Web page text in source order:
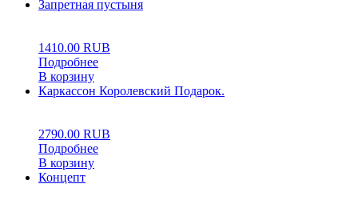
Запретная пустыня
1410.00 RUB
Подробнее
В корзину
Каркассон Королевский Подарок.
2790.00 RUB
Подробнее
В корзину
Концепт